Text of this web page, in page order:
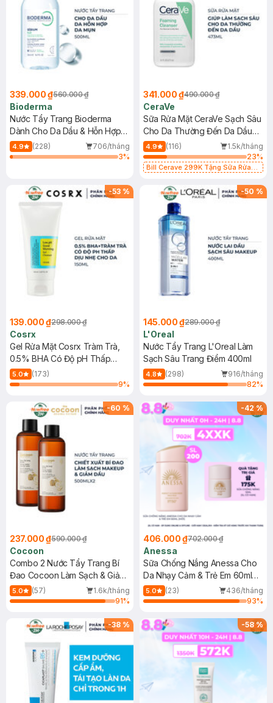
339.000 ₫560.000 ₫
Bioderma
Nước Tẩy Trang Bioderma
Dành Cho Da Dầu & Hỗn Hợp
500ml
4.9 (228)
706/tháng
3%
341.000 ₫490.000 ₫
CeraVe
Sữa Rửa Mặt CeraVe Sạch Sâu
Cho Da Thường Đến Da Dầu
473ml
4.9 (116)
1.5k/tháng
23%
Bill Cerave 299K Tặng Sữa Rửa
-53 %
139.000 ₫298.000 ₫
Cosrx
Gel Rửa Mặt Cosrx Tràm Trà,
0.5% BHA Có Độ pH Thấp
150ml
5.0
(173)
9%
-50 %
145.000 ₫289.000 ₫
L'Oreal
Nước Tẩy Trang L'Oreal Làm
Sạch Sâu Trang Điểm 400ml
4.8 (298)
916/tháng
82%
-60 %
237.000 ₫590.000 ₫
Cocoon
Combo 2 Nước Tẩy Trang Bí
Đao Cocoon Làm Sạch & Giảm
Dầu 500ml
5.0 (57)
1.6k/tháng
91%
-42%
406.000 ₫702.000 ₫
Anessa
Sữa Chống Nắng Anessa Cho
Da Nhạy Cảm & Trẻ Em 60ml
(Mới)
5.0 (23)
436/tháng
93%
-38 % -58%